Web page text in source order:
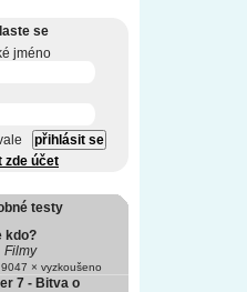
se
jméno
zde účet
testy
kdo?
Filmy
× vyzkoušeno
7 - Bitva o